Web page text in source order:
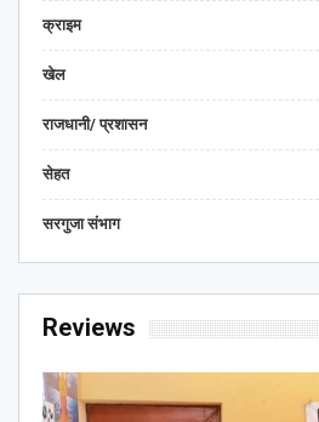
क्राइम
खेल
राजधानी/ प्रशासन
सेहत
सरगुजा संभाग
Reviews